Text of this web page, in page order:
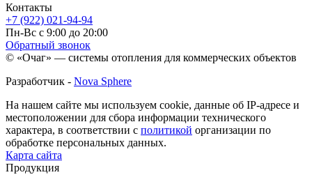
Контакты
+7 (922) 021-94-94
Пн-Вс с 9:00 до 20:00
Обратный звонок
© «Очаг» — системы отопления для коммерческих объектов
Разработчик - Nova Sphere
На нашем сайте мы используем cookie, данные об IP-адресе и
местоположении для сбора информации технического
характера, в соответствии с политикой организации по
обработке персональных данных.
Карта сайта
Продукция